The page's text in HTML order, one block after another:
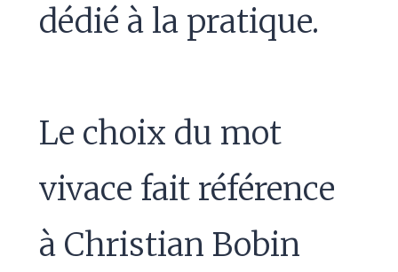
dédié à la pratique.
Le choix du mot
vivace fait référence
à Christian Bobin